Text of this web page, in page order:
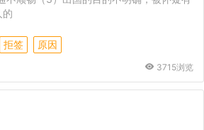
的
拒签 原因
3715浏览